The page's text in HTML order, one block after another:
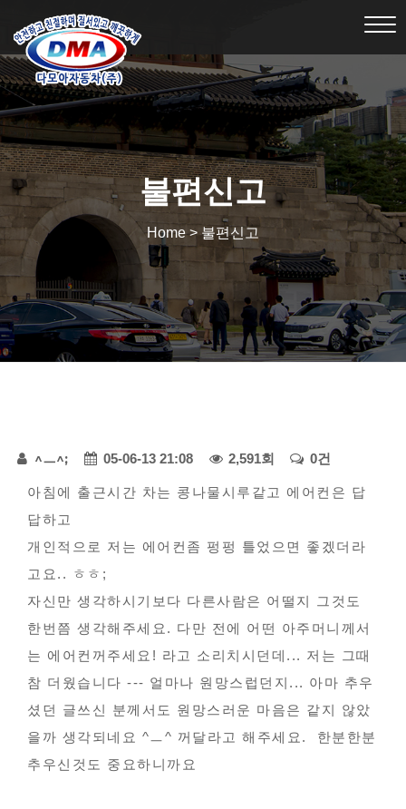
불편신고
Home > 불편신고
페
이
지
정
보
^ㅡ^; 05-06-13 21:08 2,591회 0건
본
문
아침에 출근시간 차는 콩나물시루같고 에어컨은 답
답하고
개인적으로 저는 에어컨좀 펑펑 틀었으면 좋겠더라
고요.. ㅎㅎ;
자신만 생각하시기보다 다른사람은 어떨지 그것도
한번쯤 생각해주세요. 다만 전에 어떤 아주머니께서
는 에어컨꺼주세요! 라고 소리치시던데... 저는 그때
참 더웠습니다 --- 얼마나 원망스럽던지... 아마 추우
셨던 글쓰신 분께서도 원망스러운 마음은 같지 않았
을까 생각되네요 ^ㅡ^ 꺼달라고 해주세요. 한분한분
추우신것도 중요하니까요